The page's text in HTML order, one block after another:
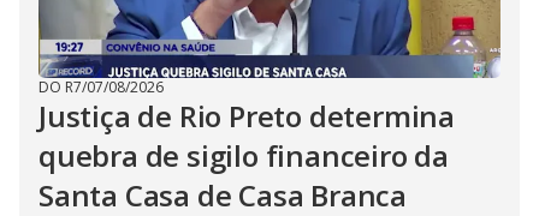
DO R7/07/08/2026
Justiça de Rio Preto determina
quebra de sigilo financeiro da
Santa Casa de Casa Branca